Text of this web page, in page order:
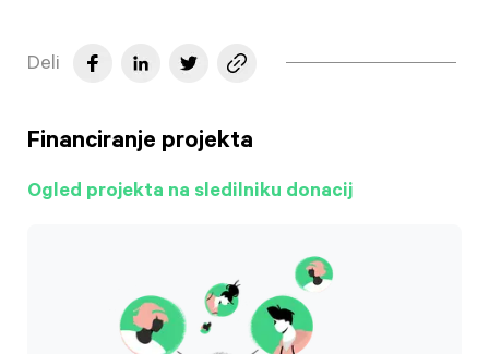
Deli
Financiranje projekta
Ogled projekta na sledilniku donacij